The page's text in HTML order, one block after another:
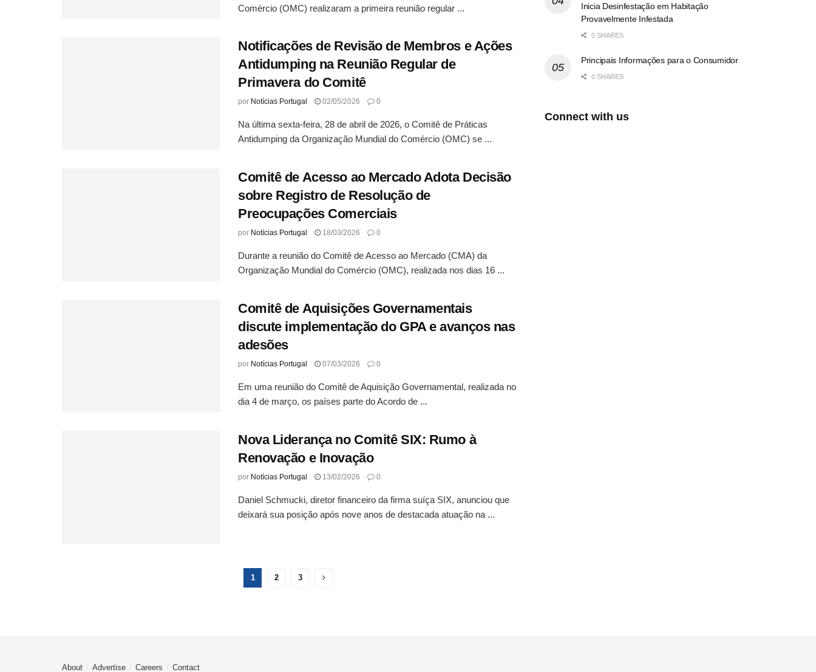
Comércio (OMC) realizaram a primeira reunião regular ...
Notificações de Revisão de Membros e Ações
Antidumping na Reunião Regular de
Primavera do Comitê
por Notícias Portugal 02/05/2026 0
Na última sexta-feira, 28 de abril de 2026, o Comitê de Práticas
Antidumping da Organização Mundial do Comércio (OMC) se ...
Comitê de Acesso ao Mercado Adota Decisão
sobre Registro de Resolução de
Preocupações Comerciais
por Notícias Portugal 18/03/2026 0
Durante a reunião do Comitê de Acesso ao Mercado (CMA) da
Organização Mundial do Comércio (OMC), realizada nos dias 16 ...
Comitê de Aquisições Governamentais
discute implementação do GPA e avanços nas
adesões
por Notícias Portugal 07/03/2026 0
Em uma reunião do Comitê de Aquisição Governamental, realizada no
dia 4 de março, os países parte do Acordo de ...
Nova Liderança no Comitê SIX: Rumo à
Renovação e Inovação
por Notícias Portugal 13/02/2026 0
Daniel Schmucki, diretor financeiro da firma suíça SIX, anunciou que
deixará sua posição após nove anos de destacada atuação na ...
1 2 3
Inicia Desinfestação em Habitação
Provavelmente Infestada
0 SHARES
Principais Informações para o Consumidor
0 SHARES
Connect with us
About Advertise Careers Contact